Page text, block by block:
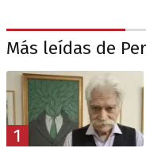
Más leídas de
1